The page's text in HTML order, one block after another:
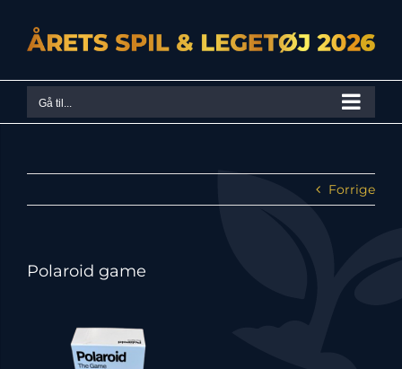
content
Gå til...
Forrige
Polaroid game